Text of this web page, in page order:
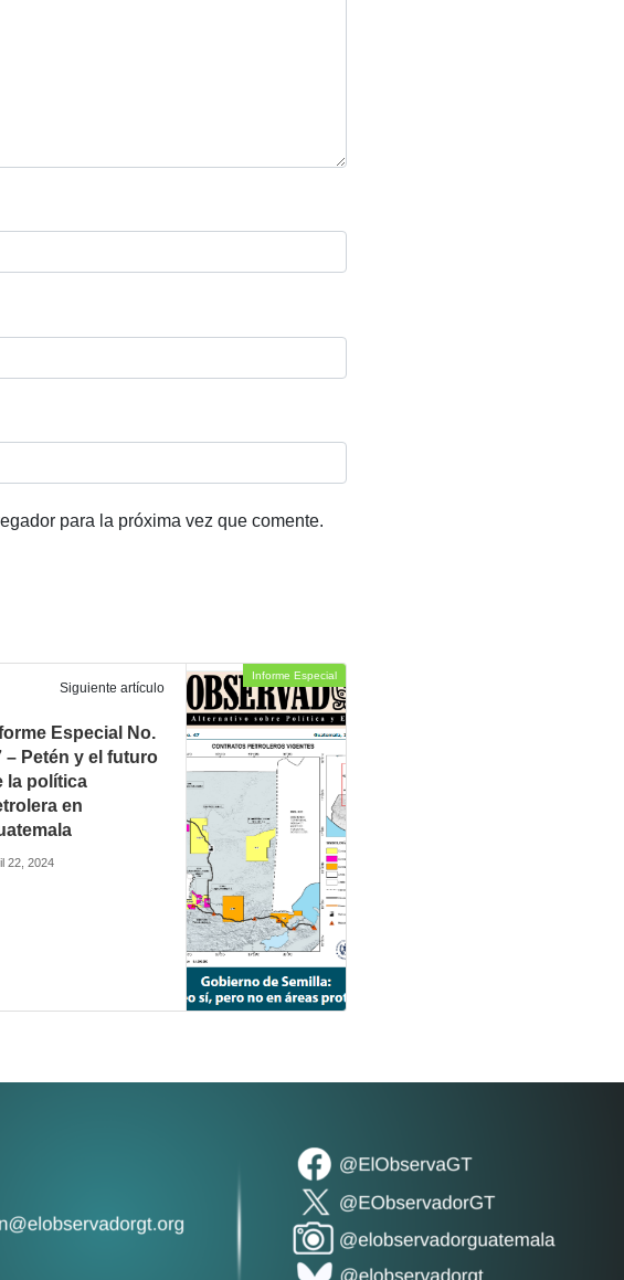
para la próxima vez que comente.
Informe Especial
Siguiente artículo
Especial No.
– Petén y el futuro
la política
en
22, 2024